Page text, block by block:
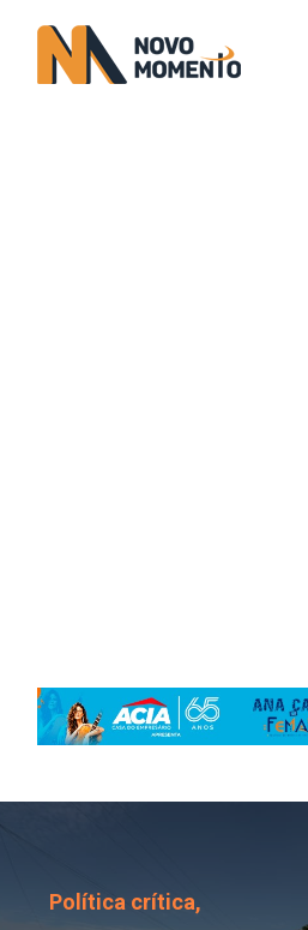
Política crítica,